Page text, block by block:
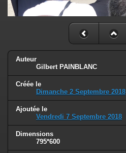
Auteur
Gilbert PAINBLANC
Créée le
Dimanche 2 Septembre 2018
Ajoutée le
Vendredi 7 Septembre 2018
Dimensions
795*600